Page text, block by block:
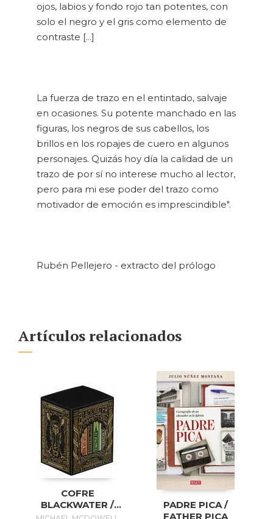
ojos, labios y fondo rojo tan potentes, con
solo el negro y el gris como elemento de
contraste [...]
La fuerza de trazo en el entintado, salvaje
en ocasiones. Su potente manchado en las
figuras, los negros de sus cabellos, los
brillos en los ropajes de cuero en algunos
personajes. Quizás hoy día la calidad de un
trazo de por sí no interese mucho al lector,
pero para mi ese poder del trazo como
motivador de emoción es imprescindible".
Rubén Pellejero - extracto del prólogo
Artículos relacionados
COFRE
BLACKWATER /
BLACKWATER
PADRE PICA /
FATHER PICA